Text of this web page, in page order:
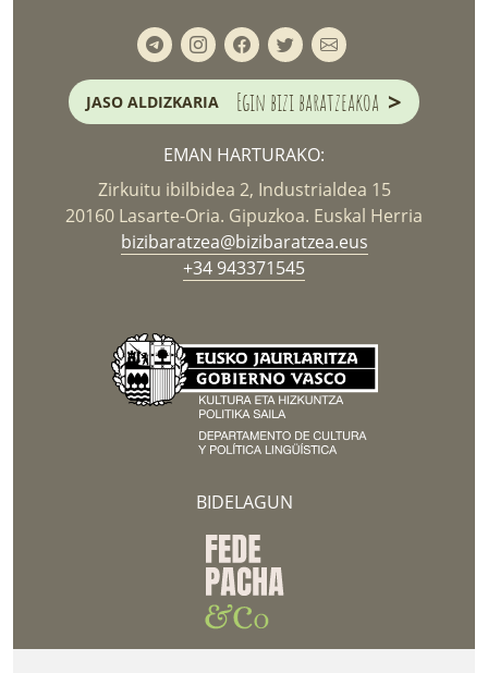
JASO ALDIZKARIA Egin bizi baratzeakoa >
EMAN HARTURAKO:
Zirkuitu ibilbidea 2, Industrialdea 15
20160 Lasarte-Oria. Gipuzkoa. Euskal Herria
bizibaratzea@bizibaratzea.eus
+34 943371545
BIDELAGUN